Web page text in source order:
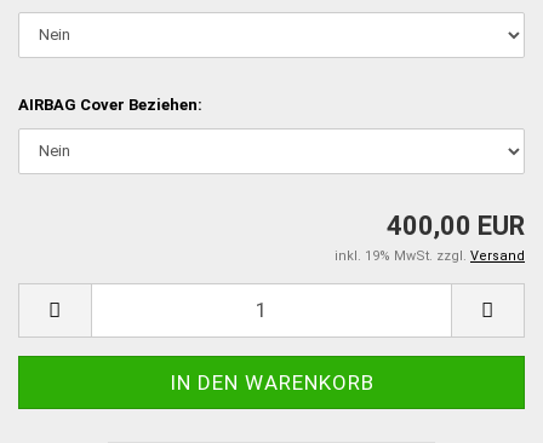
AIRBAG Cover Beziehen:
400,00 EUR
inkl. 19% MwSt. zzgl. Versand